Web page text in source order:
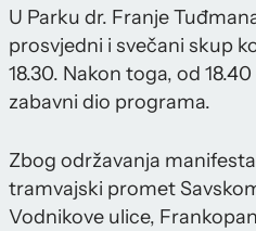
U Parku dr. Franje
prosvjedni i svečani skup
18.30. Nakon toga, od
zabavni dio programa.
Zbog održavanja
tramvajski promet
Vodnikove ulice,